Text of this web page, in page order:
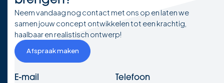
Neem vandaag nog contact met ons op en laten we
samen jouw concept ontwikkelen tot een krachtig,
haalbaar en realistisch ontwerp!
Afspraak maken
E-mail Telefoon